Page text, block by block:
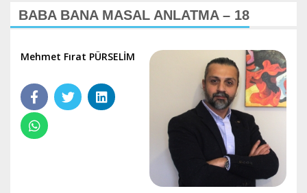
BABA BANA MASAL ANLATMA – 18
Mehmet Fırat PÜRSELİM